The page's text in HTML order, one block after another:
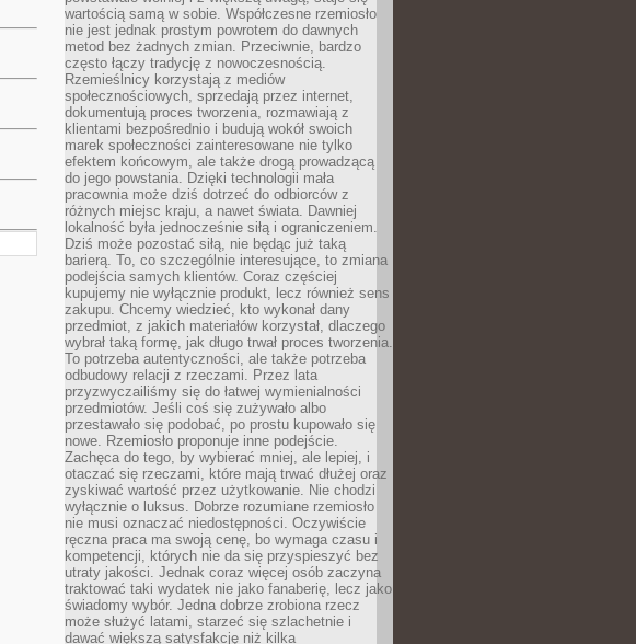
wartością samą w sobie. Współczesne rzemiosło
nie jest jednak prostym powrotem do dawnych
metod bez żadnych zmian. Przeciwnie, bardzo
często łączy tradycję z nowoczesnością.
Rzemieślnicy korzystają z mediów
społecznościowych, sprzedają przez internet,
dokumentują proces tworzenia, rozmawiają z
klientami bezpośrednio i budują wokół swoich
marek społeczności zainteresowane nie tylko
efektem końcowym, ale także drogą prowadzącą
do jego powstania. Dzięki technologii mała
pracownia może dziś dotrzeć do odbiorców z
różnych miejsc kraju, a nawet świata. Dawniej
lokalność była jednocześnie siłą i ograniczeniem.
Dziś może pozostać siłą, nie będąc już taką
barierą. To, co szczególnie interesujące, to zmiana
podejścia samych klientów. Coraz częściej
kupujemy nie wyłącznie produkt, lecz również sens
zakupu. Chcemy wiedzieć, kto wykonał dany
przedmiot, z jakich materiałów korzystał, dlaczego
wybrał taką formę, jak długo trwał proces tworzenia.
To potrzeba autentyczności, ale także potrzeba
odbudowy relacji z rzeczami. Przez lata
przyzwyczailiśmy się do łatwej wymienialności
przedmiotów. Jeśli coś się zużywało albo
przestawało się podobać, po prostu kupowało się
nowe. Rzemiosło proponuje inne podejście.
Zachęca do tego, by wybierać mniej, ale lepiej, i
otaczać się rzeczami, które mają trwać dłużej oraz
zyskiwać wartość przez użytkowanie. Nie chodzi
wyłącznie o luksus. Dobrze rozumiane rzemiosło
nie musi oznaczać niedostępności. Oczywiście
ręczna praca ma swoją cenę, bo wymaga czasu i
kompetencji, których nie da się przyspieszyć bez
utraty jakości. Jednak coraz więcej osób zaczyna
traktować taki wydatek nie jako fanaberię, lecz jako
świadomy wybór. Jedna dobrze zrobiona rzecz
może służyć latami, starzeć się szlachetnie i
dawać większą satysfakcję niż kilka